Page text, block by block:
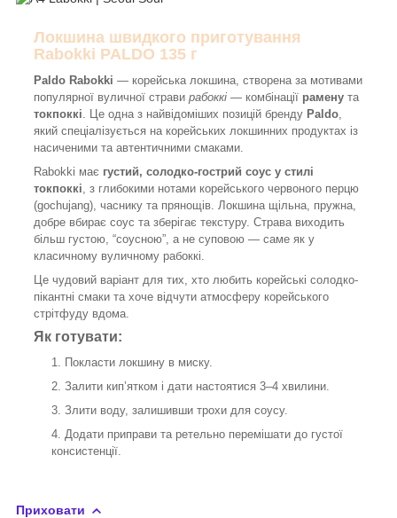
Локшина швидкого приготування
Rabokki PALDO 135 г
Paldo Rabokki — корейська локшина, створена за мотивами
популярної вуличної страви рабоккі — комбінації рамену та
токпоккі . Це одна з найвідоміших позицій бренду Paldo
який спеціалізується на корейських локшинних продуктах із
насиченими та автентичними смаками.
Rabokki має густий, солодко-гострий соус у стилі
токпоккі , з глибокими нотами корейського червоного перцю
(gochujang), часнику та прянощів. Локшина щільна, пружна,
добре вбирає соус та зберігає текстуру. Страва виходить
більш густою, “соусною”, а не суповою — саме як у
класичному вуличному рабоккі.
Це чудовий варіант для тих, хто любить корейські солодко-
пікантні смаки та хоче відчути атмосферу корейського
стрітфуду вдома.
Як готувати:
Покласти локшину в миску.
Залити кип’ятком і дати настоятися 3–4 хвилини.
Злити воду, залишивши трохи для соусу.
Додати приправи та ретельно перемішати до густої
консистенції.
Приховати